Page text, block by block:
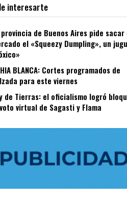
interesarte
provincia de Buenos Aires pide sacar
el «Squeezy Dumpling», un
BLANCA: Cortes programados de
para este viernes
de Tierras: el oficialismo logró
virtual de Sagasti y Flama